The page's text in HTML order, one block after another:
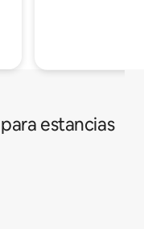
estancias